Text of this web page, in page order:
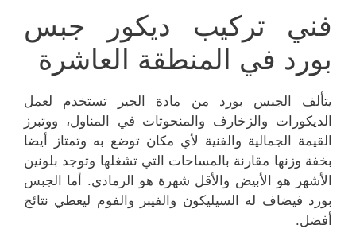
فني تركيب ديكور جبس
بورد في المنطقة العاشرة
يتألف الجبس بورد من مادة الجير تستخدم لعمل
الديكورات والزخارف والمنحوتات في المناول، ووتبرز
القيمة الجمالية والفنية لأي مكان توضع به وتمتاز أيضا
بخفة وزنها مقارنة بالمساحات التي تشغلها وتوجد بلونين
الأشهر هو الأبيض والأقل شهرة هو الرمادي. أما الجبس
بورد فيضاف له السيليكون والفيبر والفوم ليعطي نتائج
أفضل.